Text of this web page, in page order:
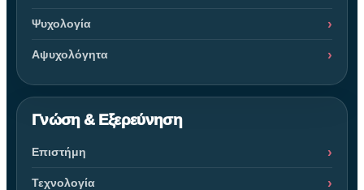
Ψυχολογία
Αψυχολόγητα
Γνώση & Εξερεύνηση
Επιστήμη
Τεχνολογία